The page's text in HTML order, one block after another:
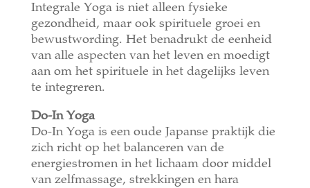
Integrale Yoga is niet alleen fysieke
gezondheid, maar ook spirituele groei en
bewustwording. Het benadrukt de eenheid
van alle aspecten van het leven en moedigt
aan om het spirituele in het dagelijks leven
te integreren.
Do-In Yoga
Do-In Yoga is een oude Japanse praktijk die
zich richt op het balanceren van de
energiestromen in het lichaam door middel
van zelfmassage, strekkingen en hara